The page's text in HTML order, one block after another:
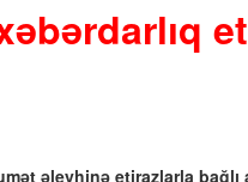
əleyhinə etirazlarla bağlı